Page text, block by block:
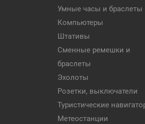
Умные часы и браслеты
Компьютеры
Штативы
Сменные ремешки и
браслеты
Эхолоты
Розетки, выключатели
Туристические
Метеостанции